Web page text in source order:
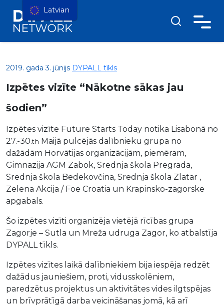
2019. gada 3. jūnijs DYPALL tīkls
Izpētes vizīte “Nākotne sākas jau
šodien”
Izpētes vizīte Future Starts Today notika Lisabonā no
27.-30.th Maijā pulcējās dalībnieku grupa no
dažādām Horvātijas organizācijām, piemēram,
Gimnazija AGM Zabok, Srednja škola Pregrada,
Srednja škola Bedekovčina, Srednja škola Zlatar ,
Zelena Akcija / Foe Croatia un Krapinsko-zagorske
apgabals.
Šo izpētes vizīti organizēja vietējā rīcības grupa
Zagorje – Sutla un Mreža udruga Zagor, ko atbalstīja
DYPALL tīkls.
Izpētes vizītes laikā dalībniekiem bija iespēja redzēt
dažādus jauniešiem, proti, vidusskolēniem,
paredzētus projektus un aktivitātes vides ilgtspējas
un brīvprātīgā darba veicināšanas jomā, kā arī
Latvian